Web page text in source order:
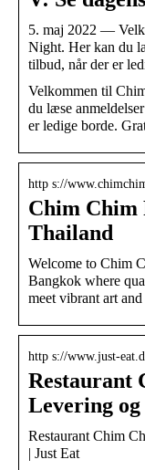
5. maj 2022 —
Night. Her kan du
tilbud, når der er
Velkommen til
du læse
er ledige borde.
http s://
Chim Chim
Thailand
Welcome to Chim
Bangkok where
meet vibrant art and
http s://www.just-
Restaurant
Levering
Restaurant Chim
| Just Eat